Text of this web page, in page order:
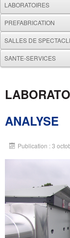
LABORATOIRES
PREFABRICATION
SALLES DE
SANTE-SERVICES
ANALYSE
Publication : 3